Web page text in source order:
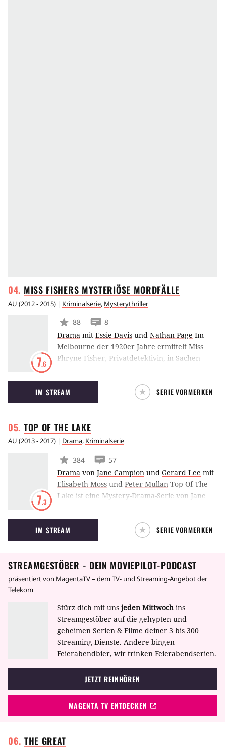
MISS FISHERS MYSTERIÖSE MORDFÄLLE
AU (2012 - 2015) | Kriminalserie, Mysterythriller
7.6
88
8
Drama mit Essie Davis und Nathan Page Im
Melbourne der 1920er Jahre ermittelt Miss
Phryne Fisher, Privatdetektivin, in Sachen
Polizei in Gestalt von Detective Inspector
Robinson alt aussehen. Dank der Kostüme und
Ausstattung lässt die australische Serie die
Fishers mysteriöse Mordfälle basiert auf einer
18-teiligen Buchreihe der australischen
IM STREAM SERIE VORMERKEN
TOP OF THE LAKE
AU (2013 - 2017) | Drama, Kriminalserie
7.3
384
57
Drama von Jane Campion und Gerard Lee mit
Elisabeth Moss und Peter Mullan Top Of The
Lake ist eine Mystery-Drama-Serie von Jane
spielt. Im Mittelpunkt der Handlung steht der
Fall eines schwangeren, zwölfjährigen
Mädchens, das auf urplötzlich verschwindet.
sich auf die Suche nach ihr und damit auch
nach sich selbst. Ein Labyrinth voller
IM STREAM SERIE VORMERKEN
STREAMGESTÖBER - DEIN MOVIEPILOT-PODCAST
präsentiert von MagentaTV – dem TV- und Streaming-Angebot der
Telekom
Stürz dich mit uns jeden Mittwoch ins
Streamgestöber auf die gehypten und
geheimen Serien & Filme deiner 3 bis 300
Streaming-Dienste. Andere bingen
Feierabendbier, wir trinken Feierabendserien.
JETZT REINHÖREN
MAGENTA TV ENTDECKEN
THE GREAT